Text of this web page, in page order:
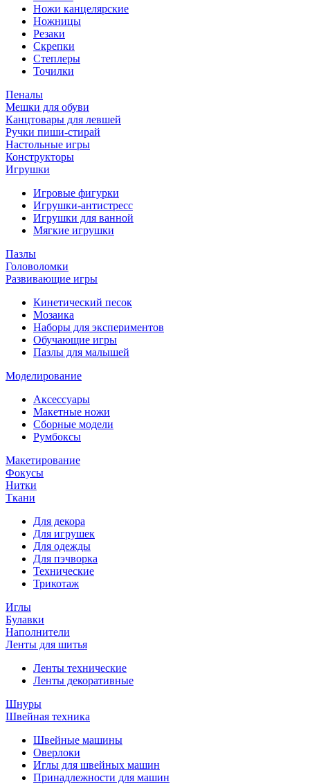
Ножи канцелярские
Ножницы
Резаки
Скрепки
Степлеры
Точилки
Пеналы
Мешки для обуви
Канцтовары для левшей
Ручки пиши-стирай
Настольные игры
Конструкторы
Игрушки
Игровые фигурки
Игрушки-антистресс
Игрушки для ванной
Мягкие игрушки
Пазлы
Головоломки
Развивающие игры
Кинетический песок
Мозаика
Наборы для экспериментов
Обучающие игры
Пазлы для малышей
Моделирование
Аксессуары
Макетные ножи
Сборные модели
Румбоксы
Макетирование
Фокусы
Нитки
Ткани
Для декора
Для игрушек
Для одежды
Для пэчворка
Технические
Трикотаж
Иглы
Булавки
Наполнители
Ленты для шитья
Ленты технические
Ленты декоративные
Шнуры
Швейная техника
Швейные машины
Оверлоки
Иглы для швейных машин
Принадлежности для машин